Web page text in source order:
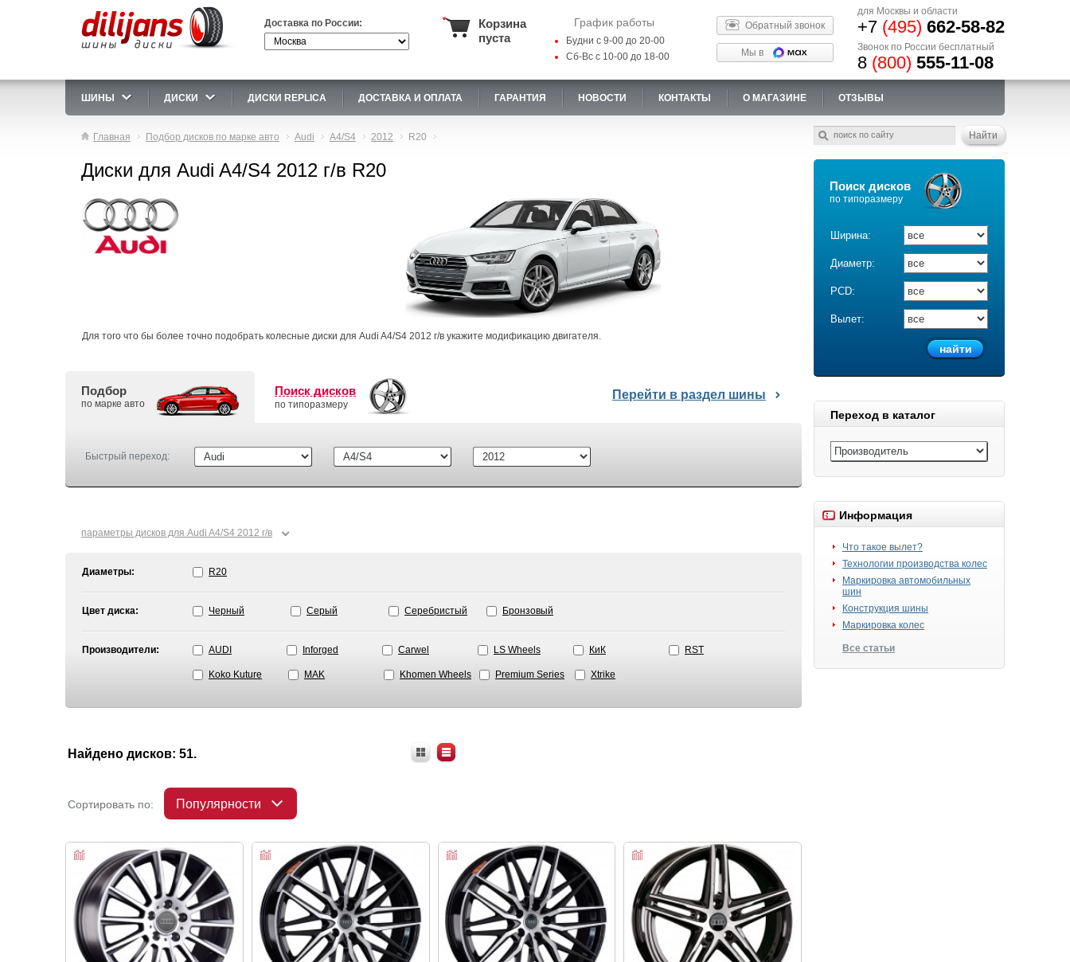
Доставка по России:
Корзина
пуста
График работы
Будни с 9-00 до 20-00
Сб-Вс с 10-00 до 18-00
Обратный звонок
Мы в
для Москвы и области
+7 (495) 662-58-82
Звонок по России бесплатный
8 (800) 555-11-08
ШИНЫ ДИСКИ ДИСКИ REPLICA ДОСТАВКА И ОПЛАТА ГАРАНТИЯ НОВОСТИ КОНТАКТЫ О МАГАЗИНЕ ОТЗЫВЫ
Главная Подбор дисков по марке авто Audi A4/S4 2012 R20
Поиск дисков
по типоразмеру
Ширина:
Диаметр:
PCD:
Вылет:
Переход в каталог
Информация
Что такое вылет?
Технологии производства колес
Маркировка автомобильных
шин
Конструкция шины
Маркировка колес
Все статьи
Диски для Audi A4/S4 2012 г/в R20
Для того что бы более точно подобрать колесные диски для Audi A4/S4 2012 г/в укажите модификацию двигателя.
Перейти в раздел шины
Подбор
по марке авто
Поиск дисков
по типоразмеру
Быстрый переход:
параметры дисков для Audi A4/S4 2012 г/в ⌄
Диаметры: R20
Цвет диска: Черный Серый Серебристый Бронзовый
Производители: AUDI Inforged Carwel LS Wheels КиК RST
Koko Kuture MAK Khomen Wheels Premium Series Xtrike
Найдено дисков: 51.
Сортировать по: Популярности